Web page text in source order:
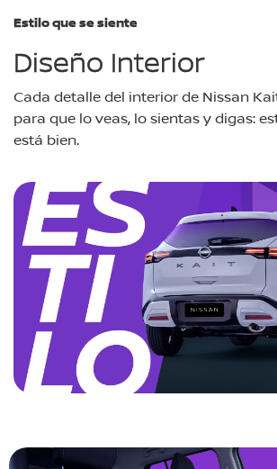
Estilo que se siente
Diseño Interior
Cada detalle del interior de Nissan
para que lo veas, lo sientas y digas:
está bien.